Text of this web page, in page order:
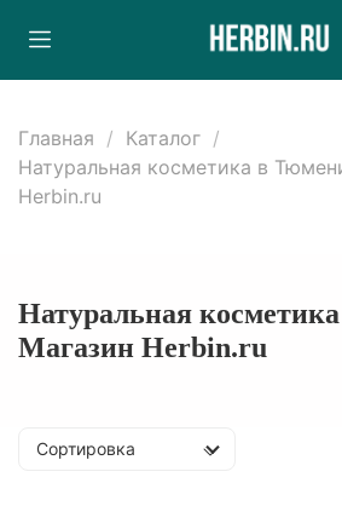
Главная
Каталог
Натуральная косметика в
Herbin.ru
Натуральная
Магазин Herbin.ru
Сортировка